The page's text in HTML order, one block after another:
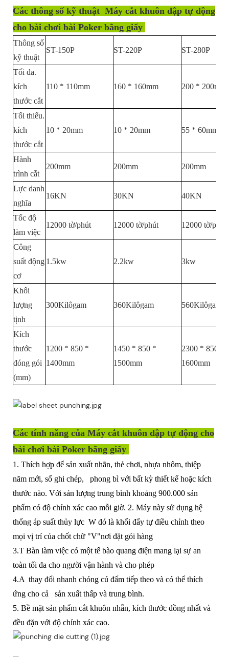
Các thông số kỹ thuật Máy cắt khuôn dập tự động
cho bài chơi bài Poker bằng giấy
Thông số
kỹ thuật
ST-150P ST-220P ST-280P
Tối đa.
kích
thước cắt
110 * 110mm 160 * 160mm 200 * 200mm
Tối thiểu.
kích
thước cắt
10 * 20mm 10 * 20mm 55 * 60mm
Hành
trình cắt
200mm 200mm 200mm
Lực danh
nghĩa
16KN 30KN 40KN
Tốc độ
làm việc
12000 tờ/phút 12000 tờ/phút 12000 tờ/phút
Công
suất động
cơ
1.5kw 2.2kw 3kw
Khối
lượng
tịnh
300Kilôgam 360Kilôgam 560Kilôgam
Kích
thước
đóng gói
(mm)
1200 * 850 *
1400mm
1450 * 850 *
1500mm
2300 * 850
1600mm
Các tính năng của Máy cắt khuôn dập tự động cho
bài chơi bài Poker bằng giấy
1. Thích hợp để sản xuất nhãn, thẻ chơi, nhựa nhôm, thiệp
năm mới, sổ ghi chép,
phong bì với bất kỳ thiết kế hoặc kích
thước nào. Với sản lượng trung bình khoảng 900.000 sản
phẩm có độ chính xác cao mỗi giờ. 2. Máy này sử dụng hệ
thống áp suất thủy lực W đó là khối đẩy tự điều chỉnh theo
mọi vị trí của chốt chữ "V"nơi đặt gói hàng
3.T Bàn làm việc có một tế bào quang điện mang lại sự an
toàn tối đa cho người vận hành và cho phép
4.A thay đổi nhanh chóng cú đấm tiếp theo và có thể thích
ứng cho cả
sản xuất thấp và trung bình.
5. Bề mặt sản phẩm cắt khuôn nhẵn, kích thước đồng nhất và
đều đặn với độ chính xác cao.